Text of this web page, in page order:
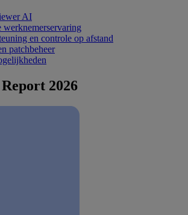
AI
werknemerservaring
en controle op afstand
patchbeheer
2026